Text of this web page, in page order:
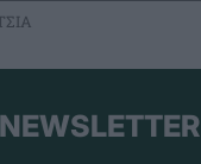
NEWSLETTER